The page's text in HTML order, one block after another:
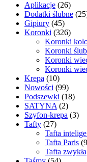
Aplikacje (26)
Dodatki ślubne
Gipiury (45)
Koronki (326)
Koronki
Koronki
Koronki
Koronki
Krepa (10)
Nowości (99)
Podszewki (18)
SATYNA (2)
Szyfon-krepa (3)
Tafty (27)
Tafta
Tafta Paris
Tafta zwykła